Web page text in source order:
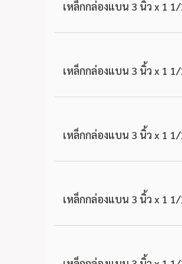
เหล็กกล่องแบน 3 นิ้ว x 1
เหล็กกล่องแบน 3 นิ้ว x 1
เหล็กกล่องแบน 3 นิ้ว x 1
เหล็กกล่องแบน 3 นิ้ว x 1